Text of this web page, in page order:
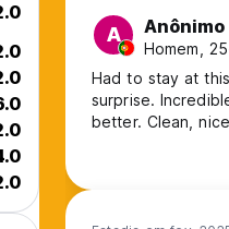
A Anônimo
Homem,
Had to stay at
surprise.
better. Clean,